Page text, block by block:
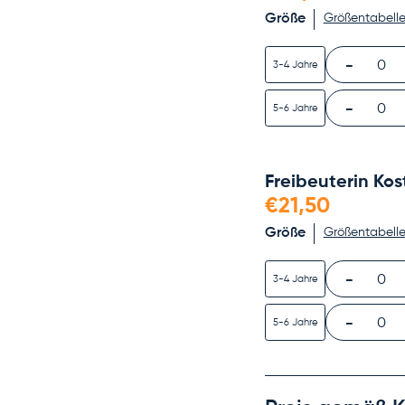
Größe Größentabelle
3-4 Jahre - 0
5-6 Jahre - 0
Freibeuterin
€21,50
Größe Größentabelle
3-4 Jahre - 0
5-6 Jahre - 0